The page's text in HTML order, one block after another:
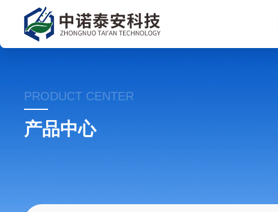
PRODUCT CENTER
产品中心